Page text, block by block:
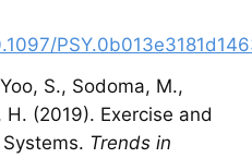
S., Sodoma, M.,
(2019). Exercise and
Trends in